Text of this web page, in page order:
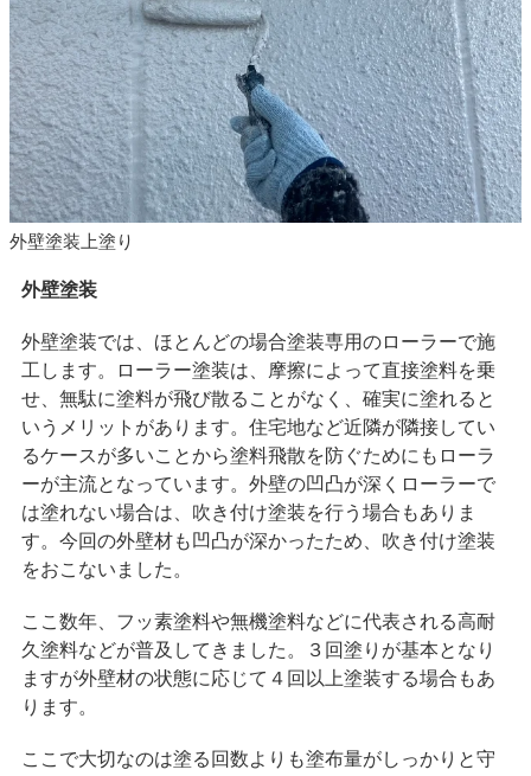
外壁塗装上塗り
外壁塗装
外壁塗装では、ほとんどの場合塗装専用のローラーで施
工します。ローラー塗装は、摩擦によって直接塗料を乗
せ、無駄に塗料が飛び散ることがなく、確実に塗れると
いうメリットがあります。住宅地など近隣が隣接してい
るケースが多いことから塗料飛散を防ぐためにもローラ
ーが主流となっています。外壁の凹凸が深くローラーで
は塗れない場合は、吹き付け塗装を行う場合もありま
す。今回の外壁材も凹凸が深かったため、吹き付け塗装
をおこないました。
ここ数年、フッ素塗料や無機塗料などに代表される高耐
久塗料などが普及してきました。３回塗りが基本となり
ますが外壁材の状態に応じて４回以上塗装する場合もあ
ります。
ここで大切なのは塗る回数よりも塗布量がしっかりと守